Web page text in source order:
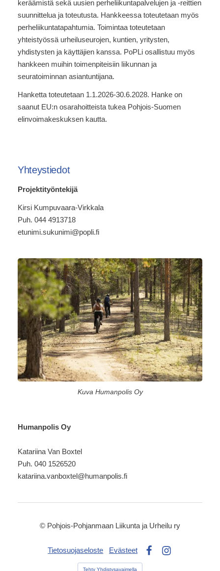
keräämistä sekä uusien perheliikuntapalvelujen ja -reittien
suunnittelua ja toteutusta. Hankkeessa toteutetaan myös
perheliikuntatapahtumia. Toimintaa toteutetaan
yhteistyössä urheiluseurojen, kuntien, yritysten,
yhdistysten ja käyttäjien kanssa. PoPLi osallistuu myös
hankkeen muihin toimenpiteisiin liikunnan ja
seuratoiminnan asiantuntijana.
Hanketta toteutetaan 1.1.2026-30.6.2028. Hanke on
saanut EU:n osarahoitteista tukea Pohjois-Suomen
elinvoimakeskuksen kautta.
Yhteystiedot
Projektityöntekijä
Kirsi Kumpuvaara-Virkkala
Puh. 044 4913718
etunimi.sukunimi@popli.fi
Kuva Humanpolis Oy
Humanpolis Oy
Katariina Van Boxtel
Puh. 040 1526520
katariina.vanboxtel@humanpolis.fi
© Pohjois-Pohjanmaan Liikunta ja Urheilu ry
Tietosuojaseloste
Evästeet
Tehty Yhdistysavaimella